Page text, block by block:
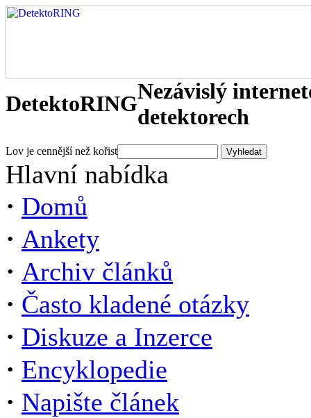
DetektoRINGNezávislý
detektorech
Lov je cennější než kořist
Hlavní nabídka
· Domů
· Ankety
· Archiv článků
· Často kladené otázky
· Diskuze a Inzerce
· Encyklopedie
· Napište článek